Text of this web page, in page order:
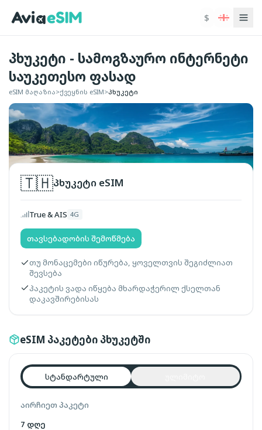
$
პხუკეტი - სამოგზაურო ინტერნეტი
საუკეთესო ფასად
eSIM მაღაზია>ქვეყნის eSIM>პხუკეტი
🇹🇭პხუკეტიeSIM
True & AIS 4G
თავსებადობის შემოწმება
თუ მონაცემები იწურება, ყოველთვის შეგიძლიათ
შევსება
პაკეტის ვადა იწყება მხარდაჭერილ ქსელთან
დაკავშირებისას
eSIM პაკეტები პხუკეტში
სტანდარტული
აირჩიეთ პაკეტი
7 დღე